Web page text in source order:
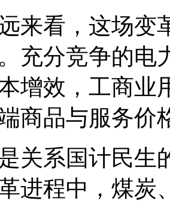
看，这场变
充分竞争的电
增效，工商业
商品与服务价
系国计民生
进程中，煤炭